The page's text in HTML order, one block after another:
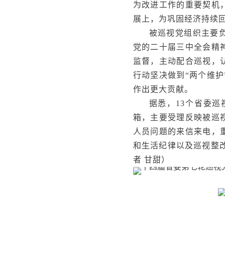
为改进工作的重要契机
展上，为巩固经济持续
被巡视党组织主要
党的二十届三中全会精
监督，主动配合巡视，
行动坚决做到“两个维
作出更大贡献。
据悉，13个省委巡
箱，主要受理反映被巡
人员问题的来信来电，
和生活纪律以及巡视整
者 甘甜）